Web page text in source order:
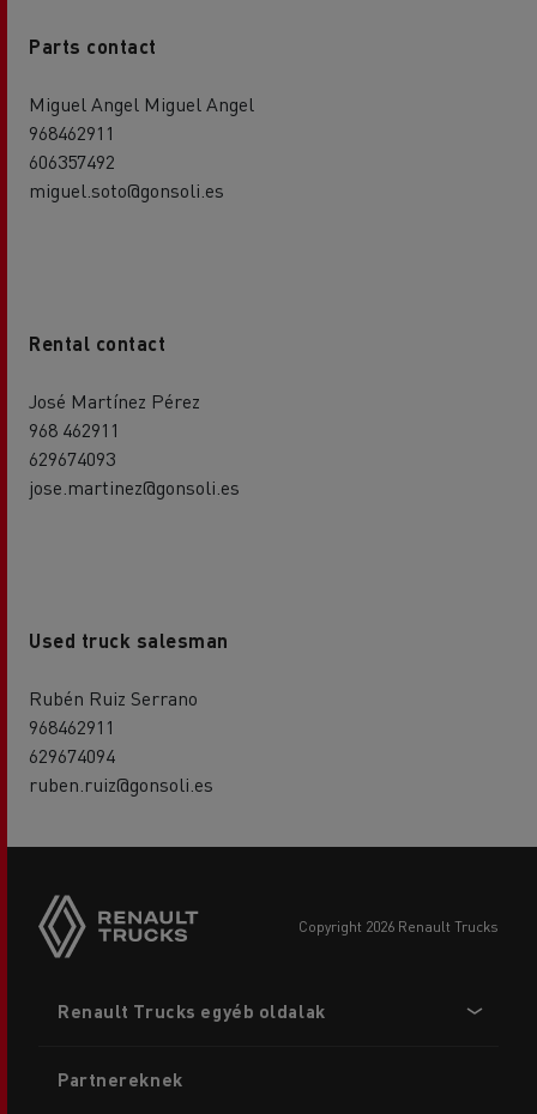
Parts contact
Miguel Angel Miguel Angel
968462911
606357492
miguel.soto@gonsoli.es
Rental contact
José Martínez Pérez
968 462911
629674093
jose.martinez@gonsoli.es
Used truck salesman
Rubén Ruiz Serrano
968462911
629674094
ruben.ruiz@gonsoli.es
copyright 2026 Renault Trucks
menu
Renault Trucks egyéb oldalak
Partnereknek